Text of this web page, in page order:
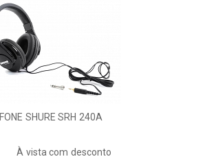
FONE SHURE SRH 240A
À vista com desconto